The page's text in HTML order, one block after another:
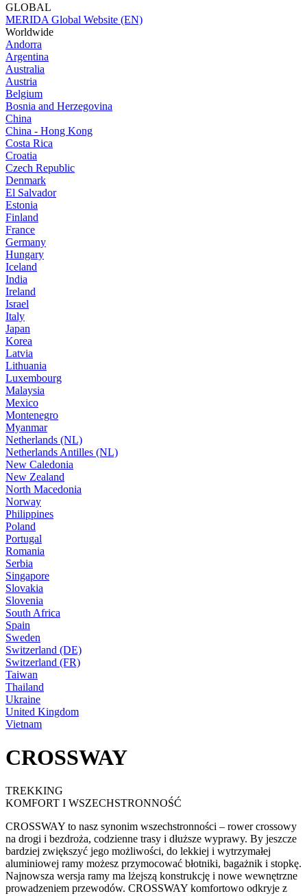
GLOBAL
MERIDA Global Website (EN)
Worldwide
Andorra
Argentina
Australia
Austria
Belgium
Bosnia and Herzegovina
China
China - Hong Kong
Costa Rica
Croatia
Czech Republic
Denmark
El Salvador
Estonia
Finland
France
Germany
Hungary
Iceland
India
Ireland
Israel
Italy
Japan
Korea
Latvia
Lithuania
Luxembourg
Malaysia
Mexico
Montenegro
Myanmar
Netherlands (NL)
Netherlands Antilles (NL)
New Caledonia
New Zealand
North Macedonia
Norway
Philippines
Poland
Portugal
Romania
Serbia
Singapore
Slovakia
Slovenia
South Africa
Spain
Sweden
Switzerland (DE)
Switzerland (FR)
Taiwan
Thailand
Ukraine
United Kingdom
Vietnam
CROSSWAY
TREKKING
KOMFORT I WSZECHSTRONNOŚĆ
CROSSWAY to nasz synonim wszechstronności – rower crossowy
na drogi i bezdroża, codzienne trasy i dłuższe wyprawy. By jeszcze
bardziej zwiększyć jego możliwości, do lekkiej i wytrzymałej
aluminiowej ramy możesz przymocować błotniki, bagażnik i stopkę.
Najnowsza wersja ramy ma lżejszą konstrukcję i nowe wewnętrzne
prowadzeniem przewodów. CROSSWAY komfortowo odkryje z